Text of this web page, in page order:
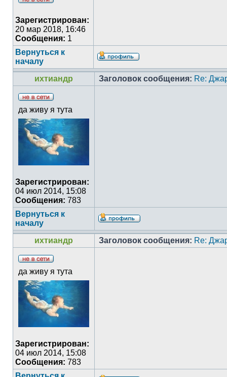
Зарегистрирован:
20 мар 2018, 16:46
Сообщения: 1
Вернуться к
началу
ихтиандр
Заголовок сообщения: Re:
да живу я тута
Зарегистрирован:
04 июл 2014, 15:08
Сообщения: 783
Вернуться к
началу
ихтиандр
Заголовок сообщения: Re:
да живу я тута
Зарегистрирован:
04 июл 2014, 15:08
Сообщения: 783